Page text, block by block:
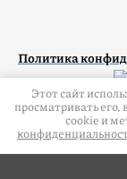
Политика
Этот сайт
просматривать его,
cookie и